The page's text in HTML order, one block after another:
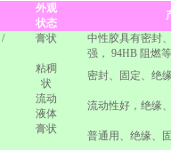
外观
状态
/
膏状
中性胶具有密封
强， 94HB 阻燃
粘稠
状
密封、固定、绝
流动
液体
流动性好，绝缘
膏状
普通用、绝缘、